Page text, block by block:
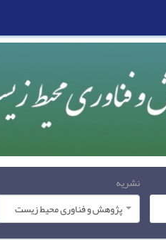
نشریه
پژوهش و فناوری محیط زیست